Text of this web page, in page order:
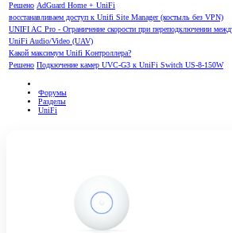
Решено AdGuard Home + UniFi
восстанавливаем доступ к Unifi Site Manager (костыль без VPN)
UNIFI AC Pro - Ограничение скорости при переподключении
UniFi Audio/Video (UAV)
Какой максимум Unifi Контроллера?
Решено Подкючение камер UVC-G3 к UniFi Switch US-8-150W
Форумы
Разделы
UniFi